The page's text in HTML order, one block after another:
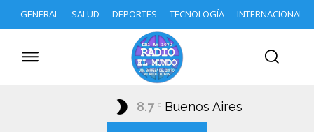
GENERAL SALUD DEPORTES TECNOLOGÍA INTERNACIONAL
8.7 C Buenos Aires